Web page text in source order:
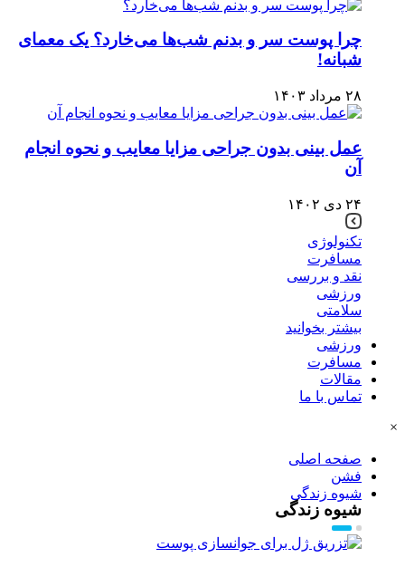
چرا پوست سر و بدنم شب‌ها می‌خارد؟ یک معمای
شبانه!
۲۸ مرداد ۱۴۰۳
عمل بینی بدون جراحی مزایا معایب و نحوه انجام
آن
۲۴ دی ۱۴۰۲
تکنولوژی
مسافرت
نقد و بررسی
ورزشی
سلامتی
بیشتر بخوانید
ورزشی
مسافرت
مقالات
تماس با ما
×
صفحه اصلی
فشن
شیوه زندگی
شیوه زندگی